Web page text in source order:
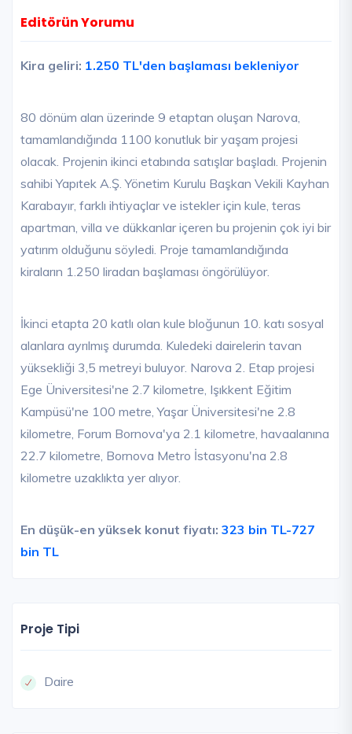
Editörün Yorumu
Kira geliri: 1.250 TL'den başlaması bekleniyor
80 dönüm alan üzerinde 9 etaptan oluşan Narova,
tamamlandığında 1100 konutluk bir yaşam projesi
olacak. Projenin ikinci etabında satışlar başladı. Projenin
sahibi Yapıtek A.Ş. Yönetim Kurulu Başkan Vekili Kayhan
Karabayır, farklı ihtiyaçlar ve istekler için kule, teras
apartman, villa ve dükkanlar içeren bu projenin çok iyi bir
yatırım olduğunu söyledi. Proje tamamlandığında
kiraların 1.250 liradan başlaması öngörülüyor.
İkinci etapta 20 katlı olan kule bloğunun 10. katı sosyal
alanlara ayrılmış durumda. Kuledeki dairelerin tavan
yüksekliği 3,5 metreyi buluyor. Narova 2. Etap projesi
Ege Üniversitesi'ne 2.7 kilometre, Işıkkent Eğitim
Kampüsü'ne 100 metre, Yaşar Üniversitesi'ne 2.8
kilometre, Forum Bornova'ya 2.1 kilometre, havaalanına
22.7 kilometre, Bornova Metro İstasyonu'na 2.8
kilometre uzaklıkta yer alıyor.
En düşük-en yüksek konut fiyatı: 323 bin TL-727
bin TL
Proje Tipi
Daire